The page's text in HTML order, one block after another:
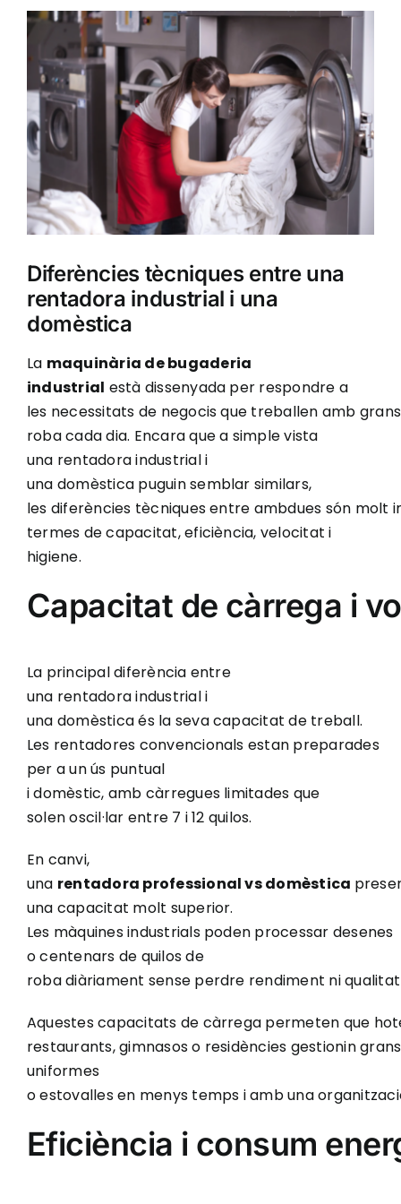
View
Larger
Image
Diferències tècniques entre una
rentadora industrial i una
domèstica
La maquinària de bugaderia
industrial està dissenyada per respondre a
les necessitats de negocis que treballen amb
roba cada dia. Encara que a simple vista
una rentadora industrial i
una domèstica puguin semblar similars,
les diferències tècniques entre ambdues són molt
termes de capacitat, eficiència, velocitat i
higiene.
Capacitat de càrrega i
La principal diferència entre
una rentadora industrial i
una domèstica és la seva capacitat de treball.
Les rentadores convencionals estan preparades
per a un ús puntual
i domèstic, amb càrregues limitades que
solen oscil·lar entre 7 i 12 quilos.
En canvi,
una rentadora professional vs domèstica
una capacitat molt superior.
Les màquines industrials poden processar desenes
o centenars de quilos de
roba diàriament sense perdre rendiment ni
Aquestes capacitats de càrrega permeten que
restaurants, gimnasos o residències gestionin
uniformes
o estovalles en menys temps i amb una
Eficiència i consum